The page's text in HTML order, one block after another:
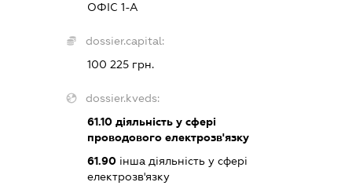
ОФІС 1-А
dossier.capital:
100 225 грн.
dossier.kveds:
61.10 діяльність у сфері
проводового електрозв'язку
61.90 інша діяльність у сфері
електрозв'язку